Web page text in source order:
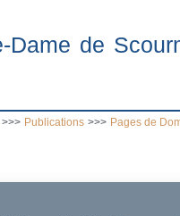
Dame de
>>> Publications >>> Pages de